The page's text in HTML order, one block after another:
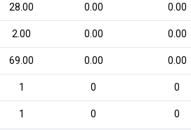
28.00 0.00 0.00
2.00 0.00 0.00
69.00 0.00 0.00
1 0 0
1 0 0